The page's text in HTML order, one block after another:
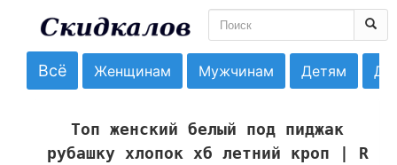
Всё Женщинам Мужчинам Детям
Топ женский белый под пиджак
рубашку хлопок хб летний кроп | R